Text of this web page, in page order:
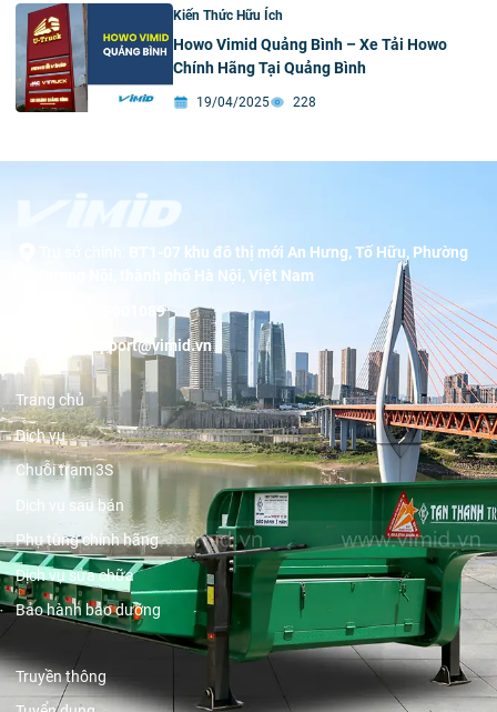
Kiến Thức Hữu Ích
Howo Vimid Quảng Bình – Xe Tải Howo
Chính Hãng Tại Quảng Bình
19/04/2025 228
BT1-07 khu đô thị mới An Hưng, Tố Hữu, Phường
Dương Nội, thành phố Hà Nội, Việt Nam
19001089
support@vimid.vn
Trang chủ
Dịch vụ
Chuỗi trạm 3S
Dịch vụ sau bán
Phụ tùng chính hãng
Dịch vụ sửa chữa
Bảo hành bảo dưỡng
Truyền thông